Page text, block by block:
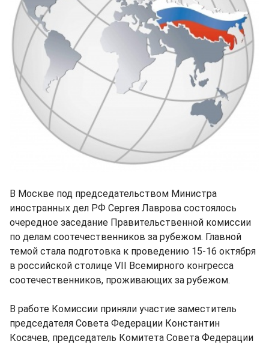
В Москве под председательством Министра
иностранных дел РФ Сергея Лаврова состоялось
очередное заседание Правительственной комиссии
по делам соотечественников за рубежом. Главной
темой стала подготовка к проведению 15-16 октября
в российской столице VII Всемирного конгресса
соотечественников, проживающих за рубежом.
В работе Комиссии приняли участие заместитель
председателя Совета Федерации Константин
Косачев, председатель Комитета Совета Федерации